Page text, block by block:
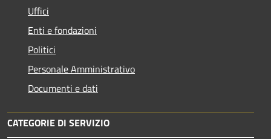
Uffici
Enti e fondazioni
Politici
Personale Amministrativo
Documenti e dati
CATEGORIE DI SERVIZIO